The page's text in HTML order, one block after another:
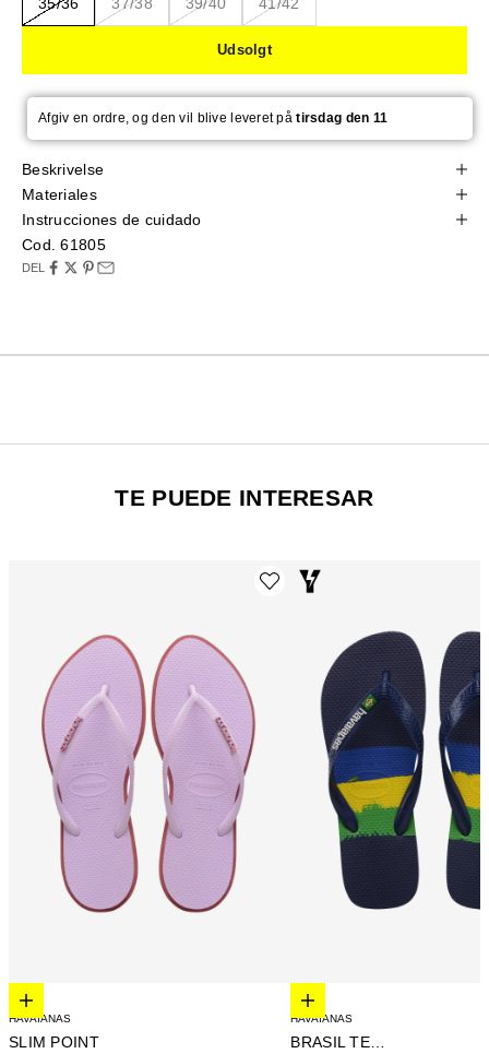
Udsolgt
Afgiv en ordre, og den vil blive leveret påtirsdag den 11
Beskrivelse
Materiales
Instrucciones de cuidado
Cod. 61805
DEL
TE PUEDE INTERESAR
Elige opciones
HAVAIANAS
SLIM POINT
Elige opciones
HAVAIANAS
BRASIL TECH